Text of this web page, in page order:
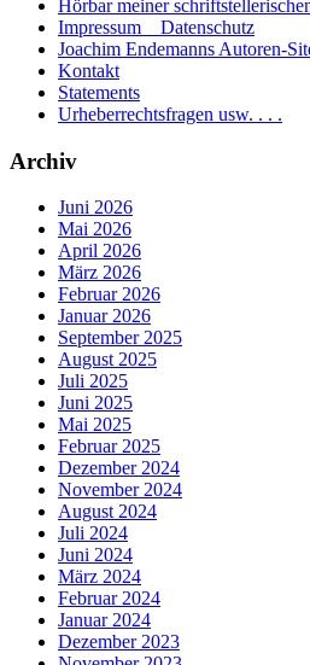
Hörbar meiner
Impressum _ Datenschutz
Joachim Endemanns Autoren-
Kontakt
Statements
Urheberrechtsfragen usw. . . .
Archiv
Juni 2026
Mai 2026
April 2026
März 2026
Februar 2026
Januar 2026
September 2025
August 2025
Juli 2025
Juni 2025
Mai 2025
Februar 2025
Dezember 2024
November 2024
August 2024
Juli 2024
Juni 2024
März 2024
Februar 2024
Januar 2024
Dezember 2023